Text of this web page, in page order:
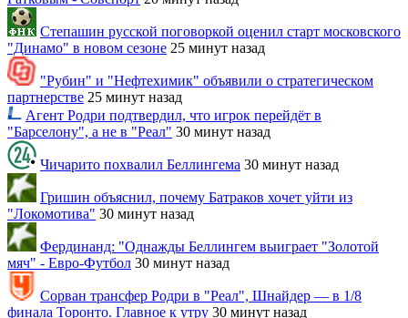
Степашин русской поговоркой оценил старт московского
"Динамо" в новом сезоне 25 минут назад
"Рубин" и "Нефтехимик" объявили о стратегическом
партнерстве 25 минут назад
Агент Родри подтвердил, что игрок перейдёт в
"Барселону", а не в "Реал" 30 минут назад
Чичарито похвалил Беллингема 30 минут назад
Гришин объяснил, почему Батраков хочет уйти из
"Локомотива" 30 минут назад
Фердинанд: "Однажды Беллингем выиграет "Золотой
мяч" - Евро-Футбол 30 минут назад
Сорван трансфер Родри в "Реал", Шнайдер — в 1/8
финала Торонто. Главное к утру 30 минут назад